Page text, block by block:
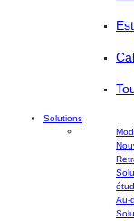
Solutions
Au-